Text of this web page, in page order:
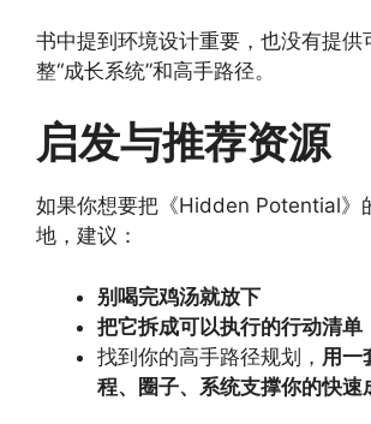
书中提到环境设计重要，也没有提供
整“成长系统”和高手路径。
启发与推荐资源
如果你想要把《Hidden Potential》
地，建议：
别喝完鸡汤就放下
把它拆成可以执行的行动清单
找到你的高手路径规划， 用一
程、圈子、系统支撑你的快速